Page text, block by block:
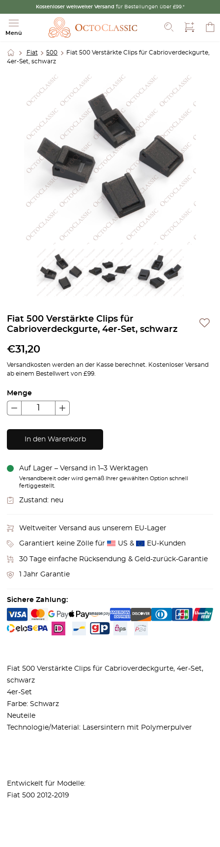
Kostenloser weltweiter Versand für Bestellungen über £99.*
Menü
Suche
Fiat 500
Fiat 500 Verstärkte Clips für Cabrioverdeckgurte,
4er-Set, schwarz
Fiat 500 Verstärkte Clips für
Cabrioverdeckgurte, 4er-Set, schwarz
€31,20
Versandkosten werden an der Kasse berechnet. Kostenloser Versand
ab einem Bestellwert von £99.
Menge
In den Warenkorb
Auf Lager – Versand in 1–3 Werktagen
Versandbereit oder wird gemäß Ihrer gewählten Option schnell
fertiggestellt.
Zustand: neu
Weltweiter Versand aus unserem EU-Lager
Garantiert keine Zölle für US & EU-Kunden
30 Tage einfache Rücksendung & Geld-zurück-Garantie
1 Jahr Garantie
Sichere Zahlung:
Fiat 500 Verstärkte Clips für Cabrioverdeckgurte, 4er-Set,
schwarz
4er-Set
Farbe: Schwarz
Neuteile
Technologie/Material: Lasersintern mit Polymerpulver
Entwickelt für Modelle:
Fiat 500 2012-2019